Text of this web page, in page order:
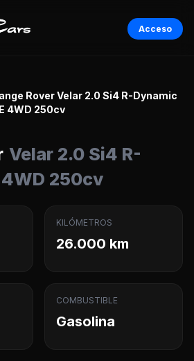
Acceso
Rover Velar 2.0 Si4 R-Dynamic
4WD 250cv
Velar 2.0 Si4 R-
250cv
KILÓMETROS
26.000 km
COMBUSTIBLE
Gasolina